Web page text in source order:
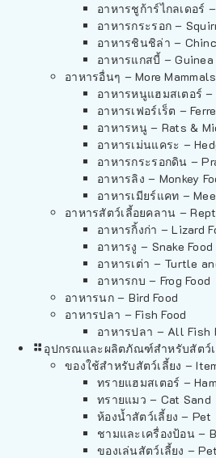
อาหารชูก้าร์ไกลเดอร์
อาหารกระรอก –
อาหารชินชิล่า –
อาหารแกสบี้ – Guinea
อาหารอื่นๆ – More
อาหารหนูแฮมสเตอร์ –
อาหารเฟอร์เร็ต –
อาหารหนู – Rats &
อาหารเม่นแคระ –
อาหารกระรอกดิน –
อาหารลิง – Monkey
อาหารเมียร์แคท –
อาหารสัตว์เลี้อยคลาน –
อาหารกิ้งก่า – Lizard
อาหารงู – Snake Food
อาหารเต่า – Turtle
อาหารกบ – Frog Food
อาหารนก – Bird Food
อาหารปลา – Fish Food
อาหารปลา – All Fish
อุปกรณและผลิตภัณฑ์สำหรับสัตว์
ของใช้สำหรับสัตว์เลี้ยง –
ทรายแฮมสเตอร์ –
ทรายแมว – Cat Sand
ห้องน้ำสัตว์เลี้ยง –
ชามและเครื่องป้อน –
ของเล่นสัตว์เลี้ยง –